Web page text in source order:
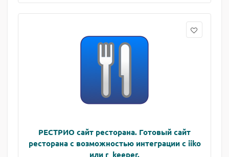
РЕСТРИО сайт ресторана. Готовый сайт
ресторана с возможностью интеграции с iiko
или r_keeper.